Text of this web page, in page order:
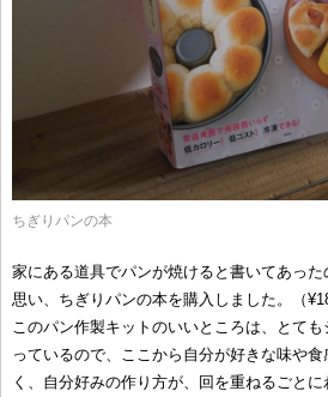
ちぎりパンの本
家にある道具でパンが焼けると書いてあった
思い、ちぎりパンの本を購入しました。（
このパン作製キットのいいところは、とて
っているので、ここから自分が好きな味や
く、自分好みの作り方が、回を重ねるごと